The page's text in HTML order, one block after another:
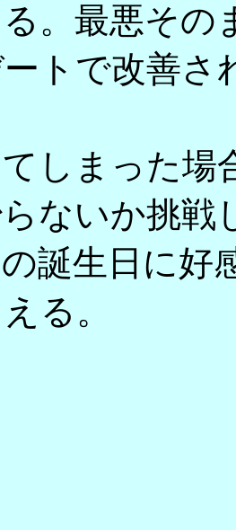
。最悪その
トで改善
しまった場
ないか挑戦
の誕生日に好
る。